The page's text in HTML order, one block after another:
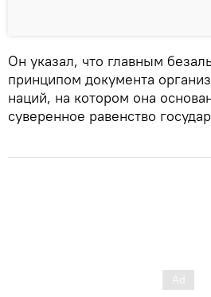
Он указал, что главным
принципом документа
наций, на котором она
суверенное равенство